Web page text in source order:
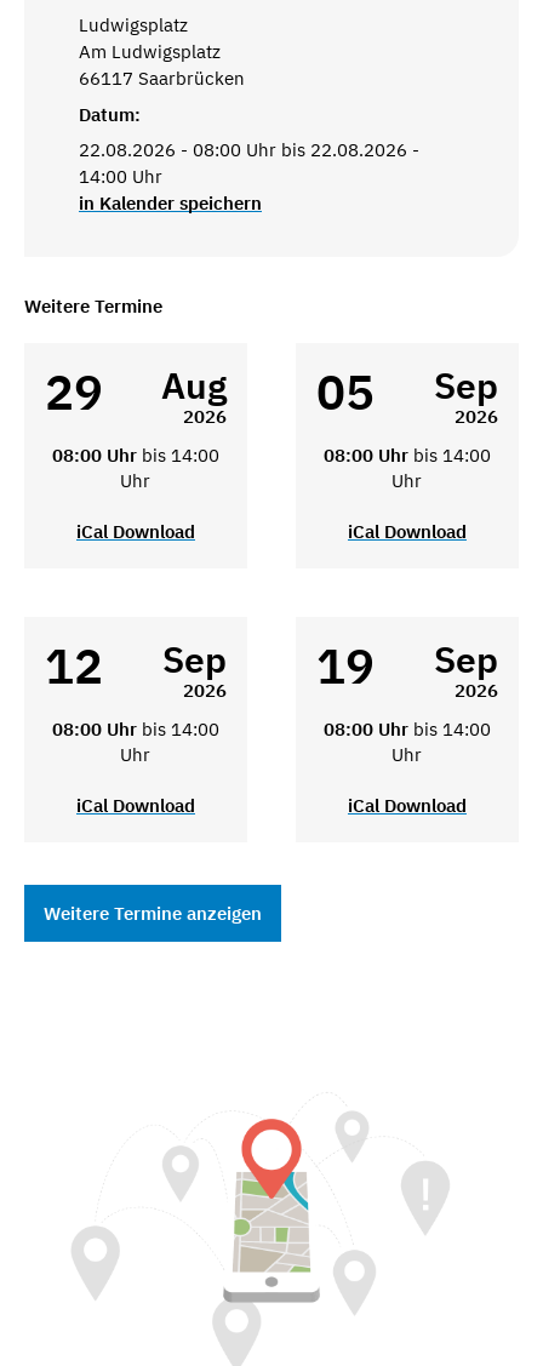
Ludwigsplatz
Am Ludwigsplatz
66117 Saarbrücken
Datum:
22.08.2026 - 08:00 Uhr bis 22.08.2026 -
14:00 Uhr
in Kalender speichern
Weitere Termine
29 Aug
2026
08:00 Uhr bis 14:00
Uhr
iCal Download
05 Sep
2026
08:00 Uhr bis 14:00
Uhr
iCal Download
12 Sep
2026
08:00 Uhr bis 14:00
Uhr
iCal Download
19 Sep
2026
08:00 Uhr bis 14:00
Uhr
iCal Download
Weitere Termine anzeigen